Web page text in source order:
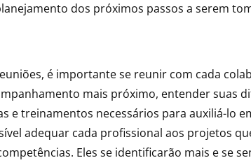
dos próximos passos a serem
é importante se reunir com cada
mais próximo, entender suas
e treinamentos necessários para auxiliá-lo
adequar cada profissional aos projetos
Eles se identificarão mais e se